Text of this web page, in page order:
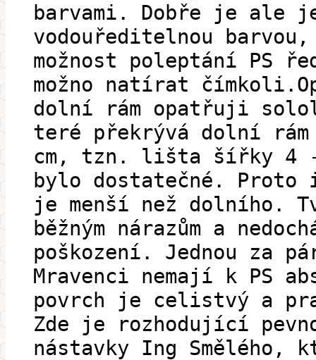
barvami. Dobře je ale
vodouředitelnou
možnost poleptání PS
možno natírat
dolní rám opatřuji
teré překrývá dolní
cm, tzn. lišta šířky 4 -
bylo dostatečné.
je menší než dolního.
běžným nárazům a
poškození. Jednou za
Mravenci nemají k PS
povrch je celistvý a
Zde je rozhodující
nástavky Ing Smělého,